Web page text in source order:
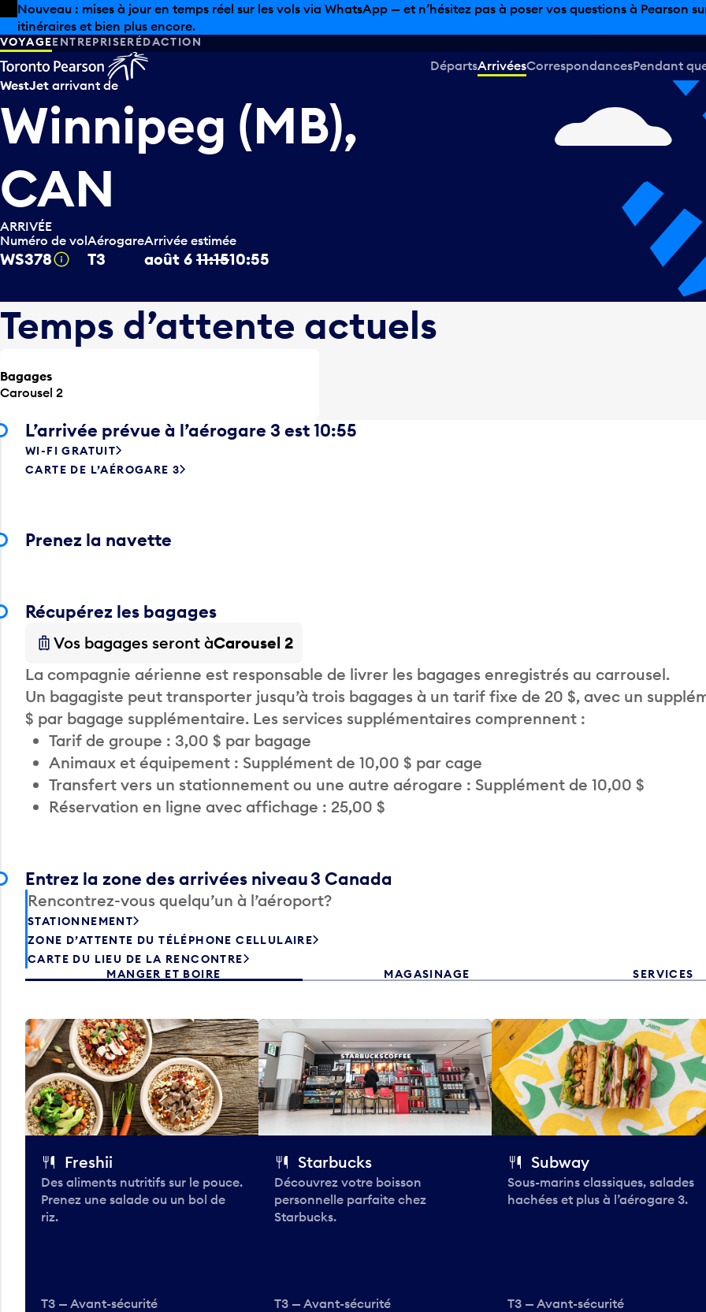
Skip to offers
Passer au contenu principal
Les aubaines estivales sont arrivées chez Pearson. Magasinage hors taxes, offres gastronomiques et bien plus
VOYAGEENTREPRISERÉDACTION
DépartsArrivéesCorrespondancesPendant
WestJet arrivant de
Winnipeg (MB),
CAN
ARRIVÉE
Numéro de vol
WS378 Infobulle
Aérogare
T3
Arrivée estimée
août 6 11:1510:55
Temps d’attente actuels
Bagages
Carousel 2
L’arrivée prévue à l’aérogare 3 est 10:55
WI-FI GRATUIT
CARTE DE L’AÉROGARE 3
Prenez la navette
Récupérez les bagages
Vos bagages seront àCarousel 2
La compagnie aérienne est responsable de livrer les bagages enregistrés au carrousel.
Un bagagiste peut transporter jusqu’à trois bagages à un tarif fixe de 20 $, avec un
$ par bagage supplémentaire. Les services supplémentaires comprennent :
Tarif de groupe : 3,00 $ par bagage
Animaux et équipement : Supplément de 10,00 $ par cage
Transfert vers un stationnement ou une autre aérogare : Supplément de 10,00 $
Réservation en ligne avec affichage : 25,00 $
Entrez la zone des arrivées niveau 3 Canada
Rencontrez-vous quelqu’un à l’aéroport?
STATIONNEMENT
ZONE D’ATTENTE DU TÉLÉPHONE CELLULAIRE
CARTE DU LIEU DE LA RENCONTRE
MANGER ET BOIRE
MAGASINAGE SERVICES
Freshii
Des aliments nutritifs sur le pouce.
Prenez une salade ou un bol de
riz.
T3 — Avant-sécurité
Starbucks
Découvrez votre boisson
personnelle parfaite chez
Starbucks.
T3 — Avant-sécurité
Subway
Sous-marins classiques, salades
hachées et plus à l’aérogare 3.
T3 — Avant-sécurité